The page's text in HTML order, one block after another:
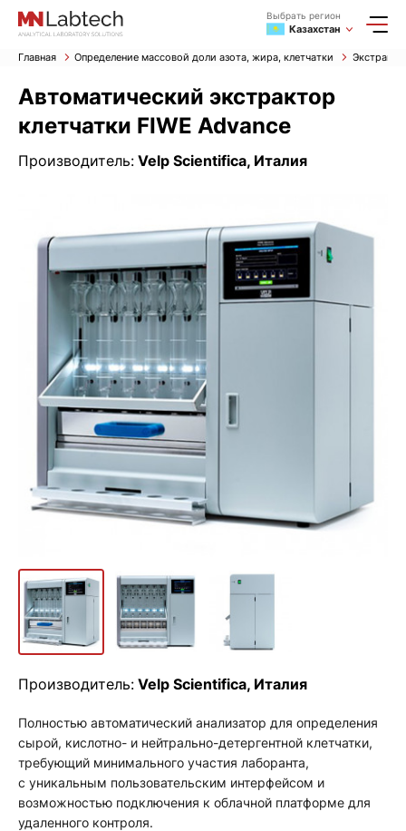
Выбрать регион
Казахстан
Главная Определение массовой доли азота, жира, клетчатки
Автоматический экстрактор
клетчатки FIWE Advance
Производитель: Velp Scientifica, Италия
Производитель: Velp Scientifica, Италия
Полностью автоматический анализатор для определения
сырой, кислотно- и нейтрально-детергентной клетчатки,
требующий минимального участия лаборанта,
с уникальным пользовательским интерфейсом и
возможностью подключения к облачной платформе для
удаленного контроля.